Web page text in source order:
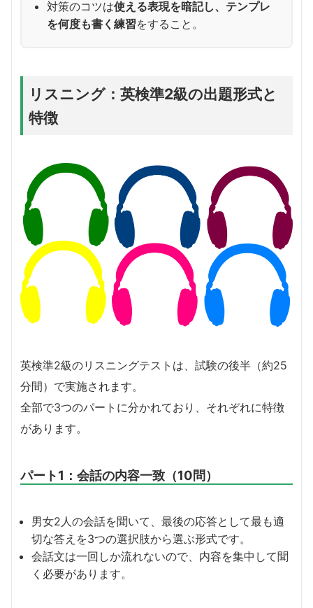
対策のコツは使える表現を暗記し、テンプレ
を何度も書く練習をすること。
リスニング：英検準2級の出題形式と
特徴
英検準2級のリスニングテストは、試験の後半（約25
分間）で実施されます。
全部で3つのパートに分かれており、それぞれに特徴
があります。
パート1：会話の内容一致（10問）
男女2人の会話を聞いて、最後の応答として最も適
切な答えを3つの選択肢から選ぶ形式です。
会話文は一回しか流れないので、内容を集中して聞
く必要があります。